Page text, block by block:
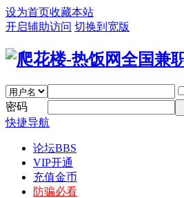
设为首页收藏本站
开启辅助访问 切换到宽版
密码
快捷导航
论坛BBS
VIP开通
充值金币
防骗必看